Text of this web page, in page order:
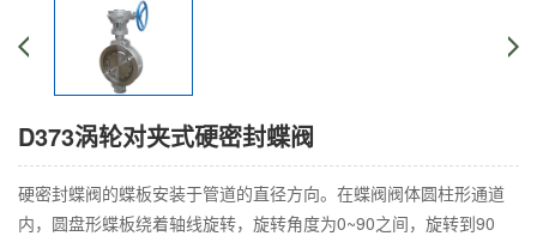
D373涡轮对夹式硬密封蝶阀
硬密封蝶阀的蝶板安装于管道的直径方向。在蝶阀阀体圆柱形通道
内，圆盘形蝶板绕着轴线旋转，旋转角度为0~90之间，旋转到90